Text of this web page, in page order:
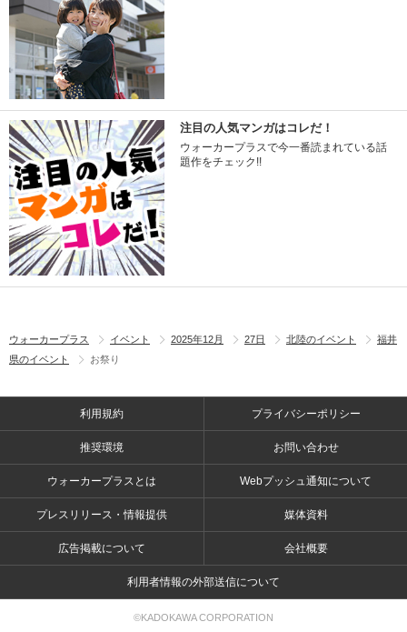
注目の人気マンガはコレだ！
ウォーカープラスで今一番読まれている話
題作をチェック!!
ウォーカープラス イベント 2025年12月 27日 北陸のイベント
福井
県のイベント
お祭り
利用規約 プライバシーポリシー
推奨環境 お問い合わせ
ウォーカープラスとは Webプッシュ通知について
プレスリリース・情報提供 媒体資料
広告掲載について 会社概要
利用者情報の外部送信について
©KADOKAWA CORPORATION